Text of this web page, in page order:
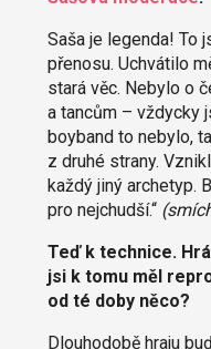
Saša je legenda! To
přenosu. Uchvátilo
stará věc. Nebylo o
a tancům – vždycky
boyband to nebylo,
z druhé strany.
každý jiný archetyp.
pro nejchudší.“
Teď k technice.
jsi k tomu měl
od té doby něco?
Dlouhodobě hraju